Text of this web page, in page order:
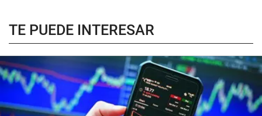
TE PUEDE INTERESAR